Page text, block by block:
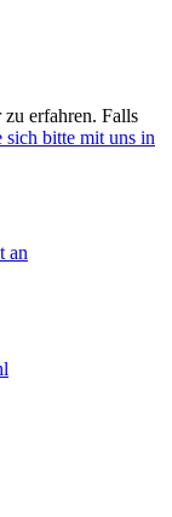
erfahren. Falls
sich bitte mit uns in
an